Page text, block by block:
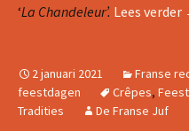
‘La Chandeleur’. Lees verder
2 januari 2021 Franse
feestdagen
Crêpes,
Tradities
De Franse Juf